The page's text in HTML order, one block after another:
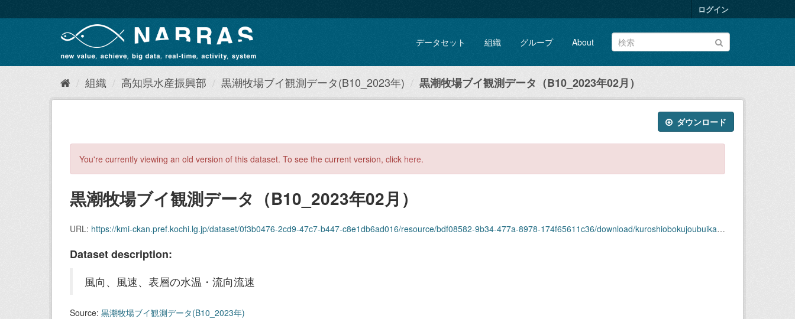
キ
て
ログイン
データセット 組織 グループ About
組織 高知県水産振興部 黒潮牧場ブイ観測データ(B10_2023年) 黒潮牧場ブイ観測データ（B10_2023年02月）
ダウンロード
You're currently viewing an old version of this dataset. To see the current version, click here.
黒潮牧場ブイ観測データ（B10_2023年02月）
URL: https://kmi-ckan.pref.kochi.lg.jp/dataset/0f3b0476-2cd9-47c7-b447-c8e1db6ad016/resource/bdf08582-9b34-477a-8978-174f65611c36/download/kuroshiobokujoubuikansokudatab10_2023nen02.csv
Dataset description:
風向、風速、表層の水温・流向流速
Source: 黒潮牧場ブイ観測データ(B10_2023年)